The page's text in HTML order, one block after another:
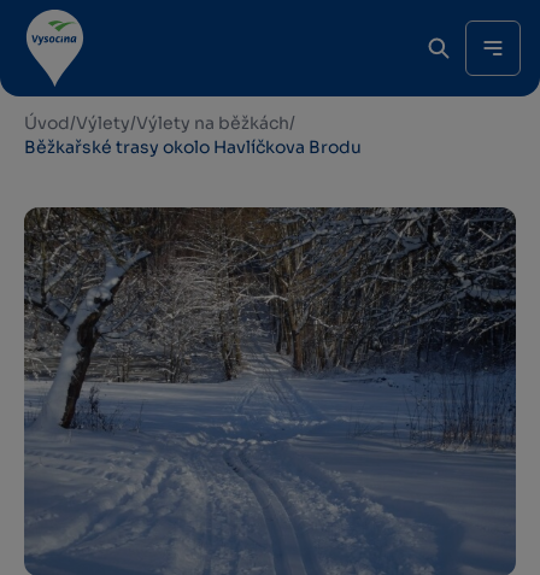
Úvod/Výlety/Výlety na běžkách/
Běžkařské trasy okolo Havlíčkova Brodu